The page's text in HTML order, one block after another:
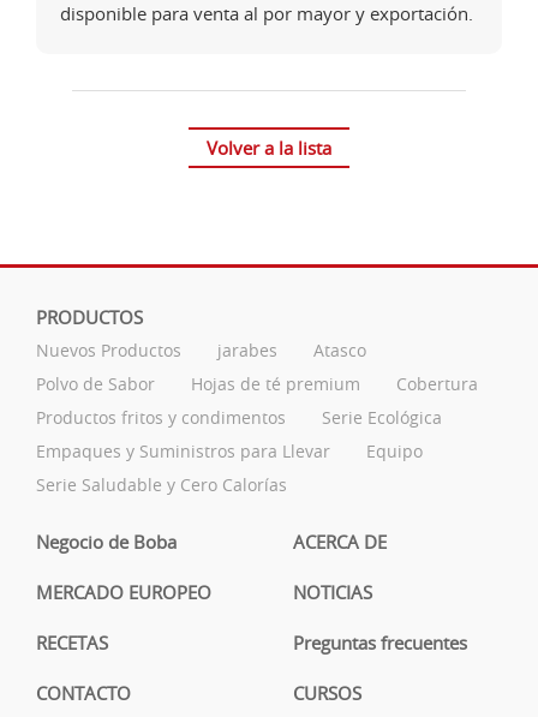
disponible para venta al por mayor y exportación.
Volver a la lista
PRODUCTOS
Nuevos Productos jarabes
Atasco
Polvo de Sabor
Hojas de té premium
Cobertura
Productos fritos y condimentos
Serie Ecológica
Empaques y Suministros para Llevar
Equipo
Serie Saludable y Cero Calorías
Negocio de Boba ACERCA DE
MERCADO EUROPEO NOTICIAS
RECETAS Preguntas frecuentes
CONTACTO CURSOS